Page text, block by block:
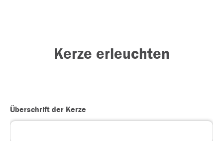
Kerze erleuchten
Überschrift der Kerze